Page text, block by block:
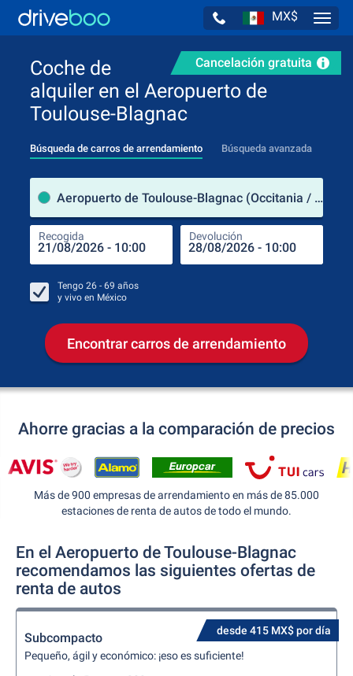
MX$
Cancelación gratuita
Coche de
alquiler en el Aeropuerto de
Toulouse-Blagnac
Búsqueda de carros de arrendamiento Búsqueda avanzada
Aeropuerto de Toulouse-Blagnac (Occitania / Francia)
Recogida Devolución
Tengo 26 - 69 años
y vivo en México
Encontrar carros de arrendamiento
Ahorre gracias a la comparación de precios
Más de 900 empresas de arrendamiento en más de 85.000
estaciones de renta de autos de todo el mundo.
En el Aeropuerto de Toulouse-Blagnac
recomendamos las siguientes ofertas de
renta de autos
desde 415 MX$ por día
Subcompacto
Pequeño, ágil y económico: ¡eso es suficiente!